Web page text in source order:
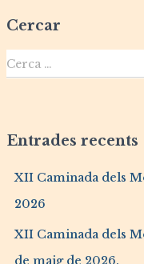
Cercar
Cerca …
Entrades recents
XII Caminada dels
2026
XII Caminada dels
de maig de 2026.